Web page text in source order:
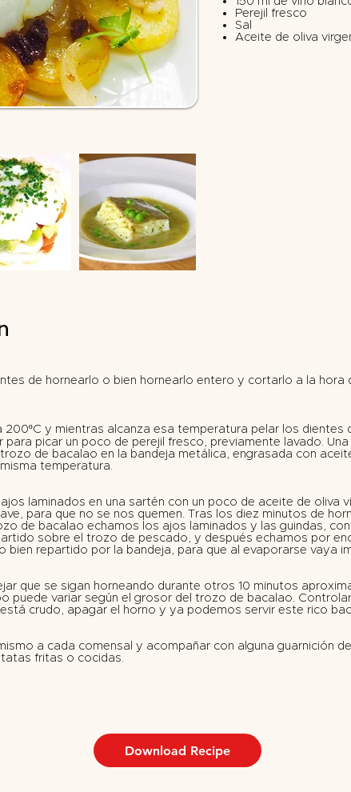
Perejil fresco
Sal
Aceite de oliva
de hornearlo o bien hornearlo entero y cortarlo a la hora
200ºC y mientras alcanza esa temperatura pelar los dientes
para picar un poco de perejil fresco, previamente lavado.
de bacalao en la bandeja metálica, engrasada con
temperatura.
laminados en una sartén con un poco de aceite de oliva
para que no se nos quemen. Tras los diez minutos de
de bacalao echamos los ajos laminados y las guindas,
sobre el trozo de pescado, y después echamos por
bien repartido por la bandeja, para que al evaporarse vaya
que se sigan horneando durante otros 10 minutos
puede variar según el grosor del trozo de bacalao.
crudo, apagar el horno y ya podemos servir este rico
a cada comensal y acompañar con alguna guarnición
fritas o cocidas.
Download Recipe